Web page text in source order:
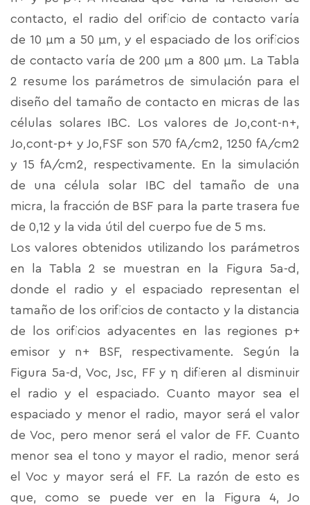
contacto, el radio del orificio de contacto varía
de 10 μm a 50 μm, y el espaciado de los orificios
de contacto varía de 200 μm a 800 μm. La Tabla
2 resume los parámetros de simulación para el
diseño del tamaño de contacto en micras de las
células solares IBC. Los valores de Jo,cont-n+,
Jo,cont-p+ y Jo,FSF son 570 fA/cm2, 1250 fA/cm2
y 15 fA/cm2, respectivamente. En la simulación
de una célula solar IBC del tamaño de una
micra, la fracción de BSF para la parte trasera fue
de 0,12 y la vida útil del cuerpo fue de 5 ms.
Los valores obtenidos utilizando los parámetros
en la Tabla 2 se muestran en la Figura 5a-d,
donde el radio y el espaciado representan el
tamaño de los orificios de contacto y la distancia
de los orificios adyacentes en las regiones p+
emisor y n+ BSF, respectivamente. Según la
Figura 5a-d, Voc, Jsc, FF y η difieren al disminuir
el radio y el espaciado. Cuanto mayor sea el
espaciado y menor el radio, mayor será el valor
de Voc, pero menor será el valor de FF. Cuanto
menor sea el tono y mayor el radio, menor será
el Voc y mayor será el FF. La razón de esto es
que, como se puede ver en la Figura 4, Jo